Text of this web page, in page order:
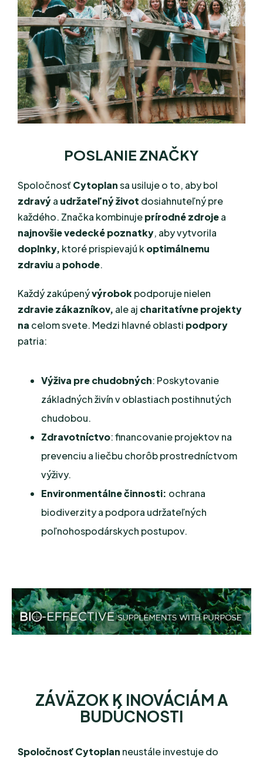
POSLANIE ZNAČKY
SpoločnosťCytoplansa usiluje o to, aby bol
zdravýa udržateľný život dosiahnuteľný pre
každého. Značka kombinujeprírodné zdrojea
najnovšie vedecké poznatky, aby vytvorila
doplnky, ktoré prispievajú koptimálnemu
zdraviu a pohode.
Každý zakúpenývýrobokpodporuje nielen
zdravie zákazníkov, ale aj charitatívne projekty
na celom svete. Medzi hlavné oblasti podpory
patria:
Výživa pre chudobných: Poskytovanie
základných živín v oblastiach postihnutých
chudobou.
Zdravotníctvo: financovanie projektov na
prevenciu a liečbu chorôb prostredníctvom
výživy.
Environmentálne činnosti: ochrana
biodiverzity a podpora udržateľných
poľnohospodárskych postupov.
ZÁVÄZOK K INOVÁCIÁM A
BUDÚCNOSTI
Spoločnosť Cytoplan neustále investuje do